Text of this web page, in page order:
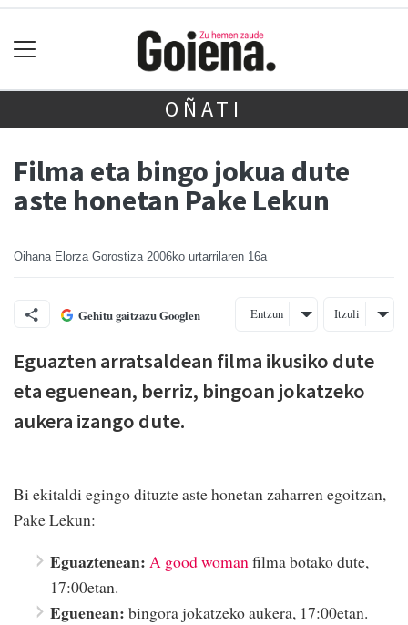
OÑATI
Filma eta bingo jokua dute
aste honetan Pake Lekun
Oihana Elorza Gorostiza 2006ko urtarrilaren 16a
Gehitu gaitzazu Googlen Entzun Itzuli
Eguazten arratsaldean filma ikusiko dute
eta eguenean, berriz, bingoan jokatzeko
aukera izango dute.
Bi ekitaldi egingo dituzte aste honetan zaharren egoitzan,
Pake Lekun:
Eguaztenean: A good womanfilma botako dute,
17:00etan.
Eguenean: bingora jokatzeko aukera, 17:00etan.